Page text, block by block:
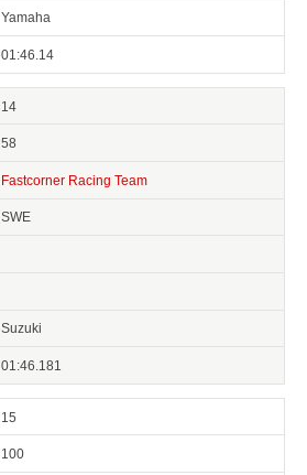
Yamaha
01:46.14
14
58
Fastcorner Racing Team
SWE
Suzuki
01:46.181
15
100